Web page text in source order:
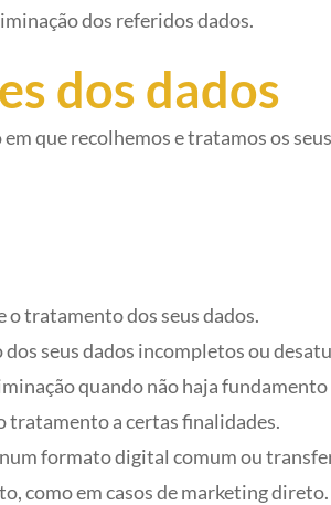
dos referidos dados.
dos dados
que recolhemos e tratamos os
tratamento dos seus dados.
seus dados incompletos ou
quando não haja fundamento
a certas finalidades.
formato digital comum ou
como em casos de marketing direto.